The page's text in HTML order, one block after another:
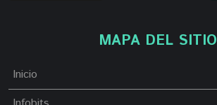
MAPA DEL SITIO
Inicio